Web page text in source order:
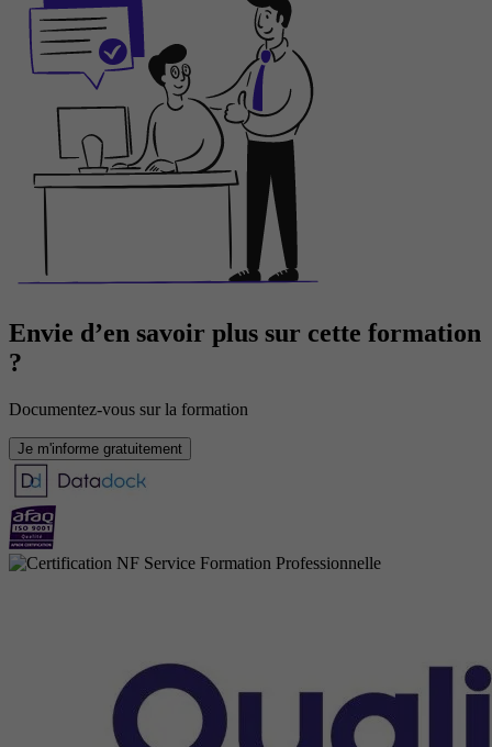
Envie d’en savoir plus sur cette formation
?
Documentez-vous sur la formation
Je m'informe gratuitement